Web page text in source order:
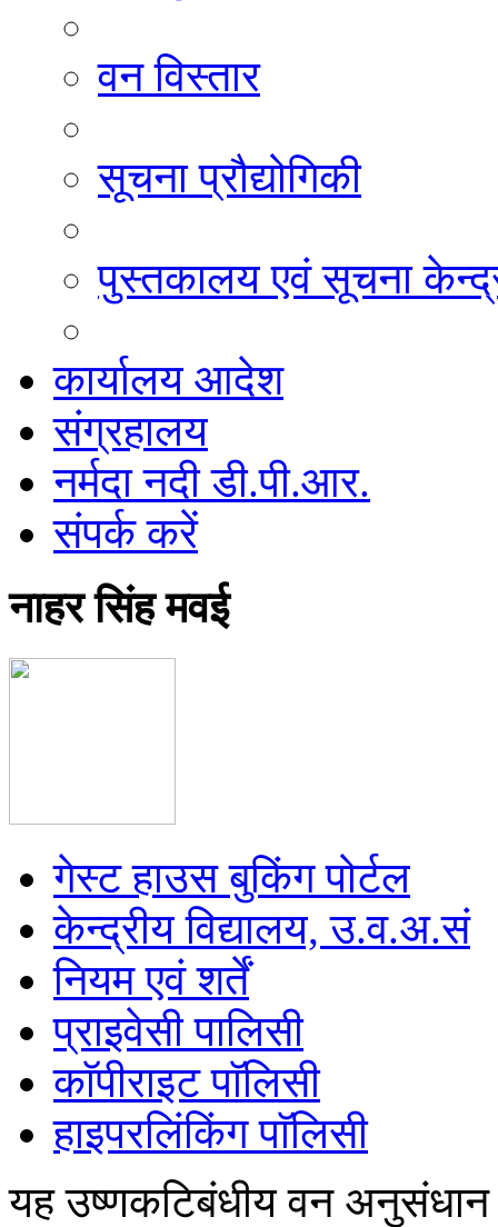
वन विस्तार
सूचना प्रौद्योगिकी
पुस्तकालय एवं सूचना
कार्यालय आदेश
संग्रहालय
नर्मदा नदी डी.पी.आर.
संपर्क करें
नाहर सिंह मवई
गेस्ट हाउस बुकिंग पोर्टल
केन्द्रीय विद्यालय, उ.व.अ.सं
नियम एवं शर्तें
प्राइवेसी पालिसी
काॅपीराइट पाॅलिसी
हाइपरलिंकिंग पाॅलिसी
यह उष्णकटिबंधीय वन